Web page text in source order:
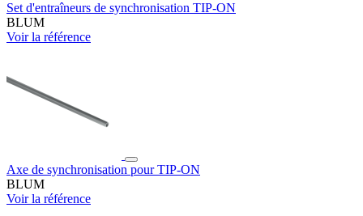
Set d'entraîneurs de synchronisation TIP-ON
BLUM
Voir la référence
Axe de synchronisation pour TIP-ON
BLUM
Voir la référence